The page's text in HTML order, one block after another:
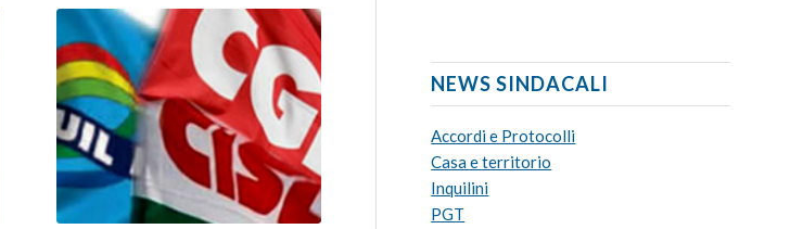
NEWS SINDACALI
Accordi e Protocolli
Casa e territorio
Inquilini
PGT